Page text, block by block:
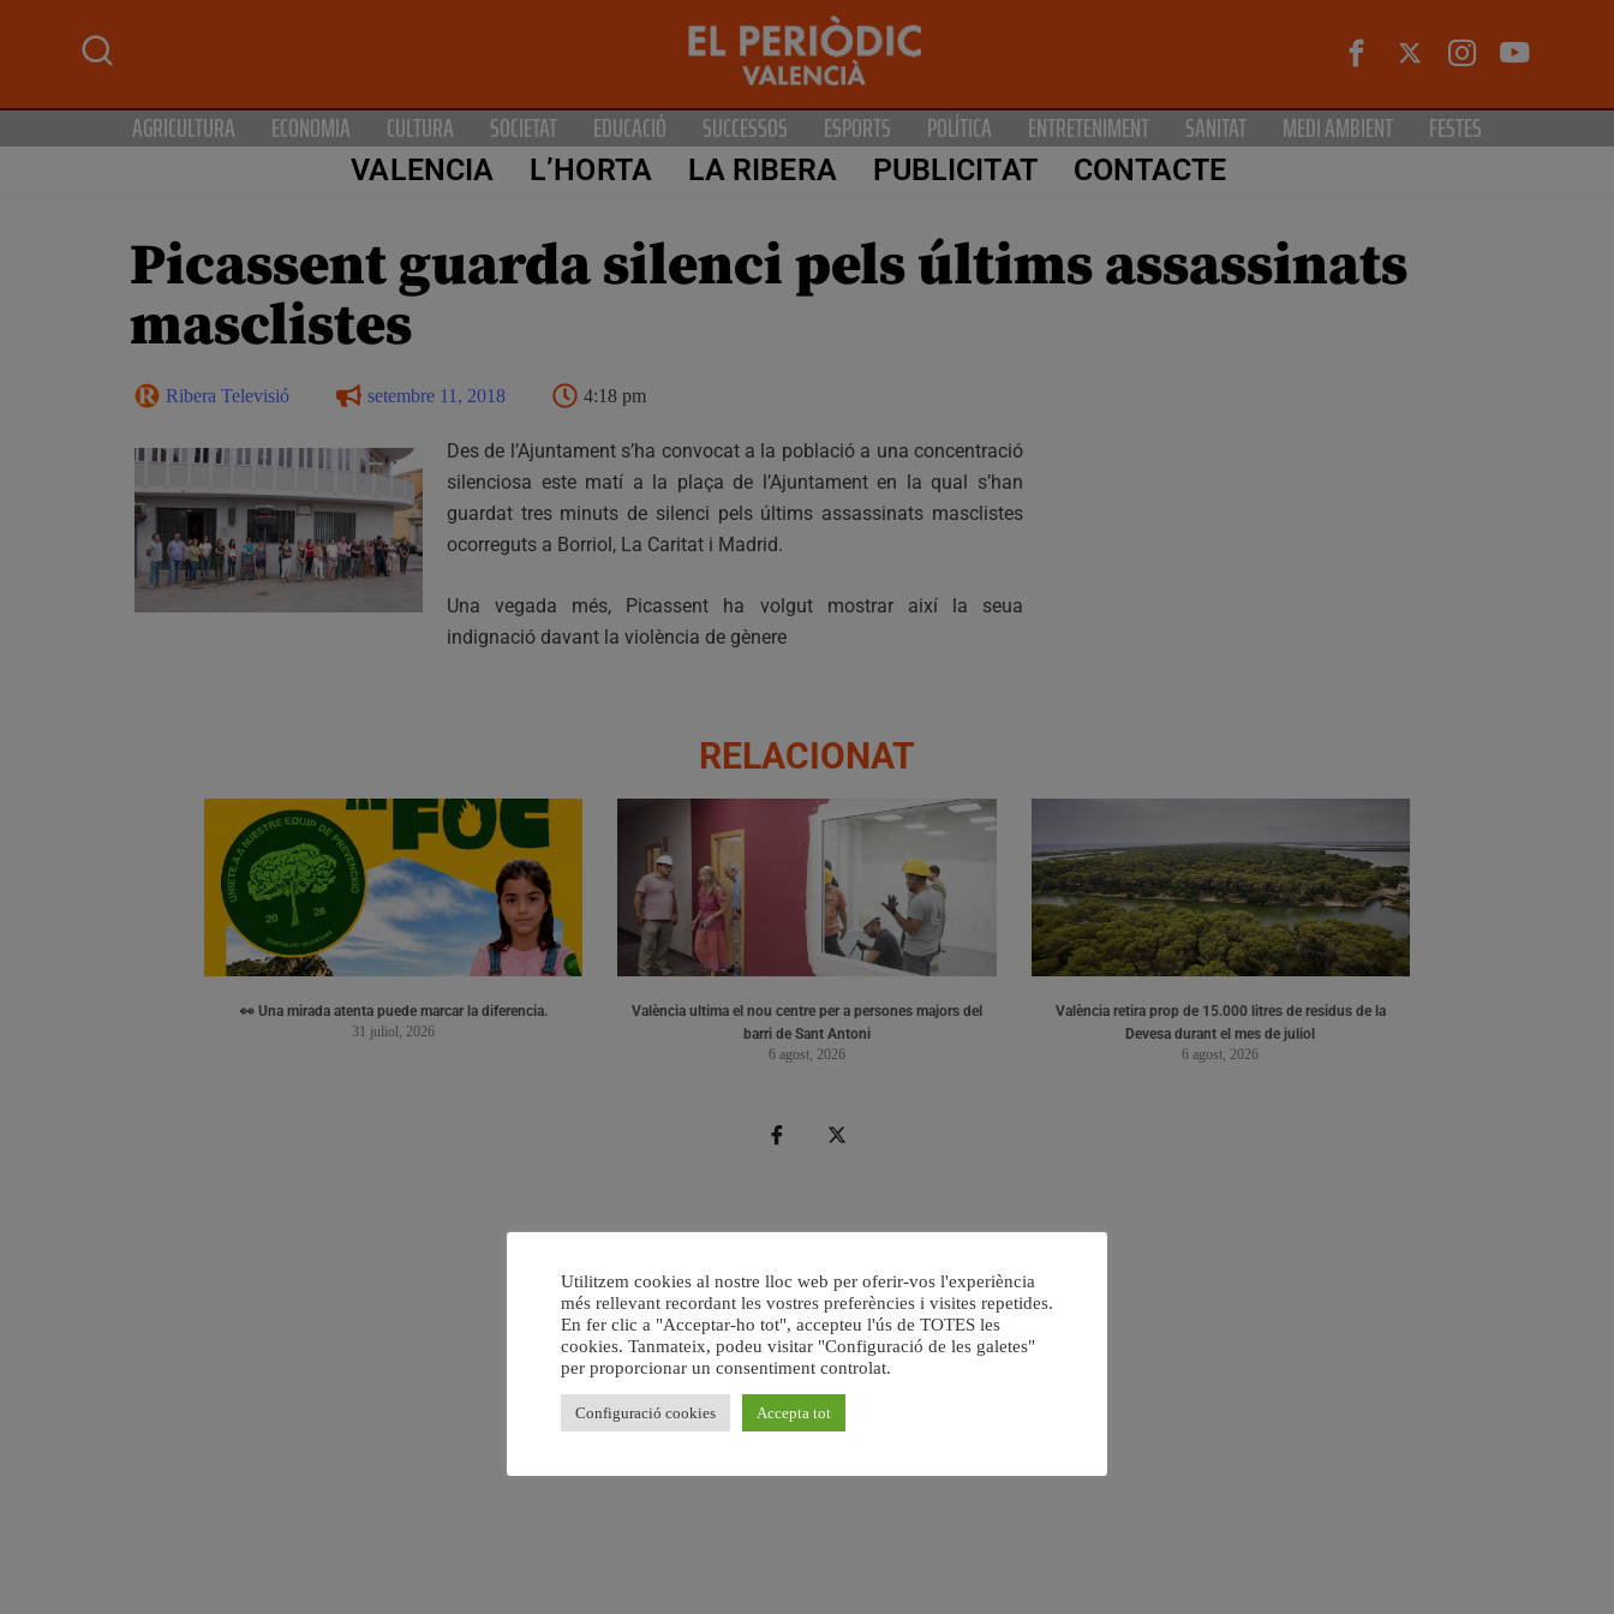
AGRICULTURA ECONOMIA CULTURA SOCIETAT EDUCACIÓ SUCCESSOS ESPORTS POLÍTICA ENTRETENIMENT SANITAT MEDI AMBIENT FESTES
VALENCIA L’HORTA LA RIBERA PUBLICITAT CONTACTE
Picassent guarda silenci pels últims assassinats
masclistes
Ribera Televisió setembre 11, 2018 4:18 pm
Des de l’Ajuntament s’ha convocat a la població a una concentració
silenciosa este matí a la plaça de l’Ajuntament en la qual s’han
guardat tres minuts de silenci pels últims assassinats masclistes
ocorreguts a Borriol, La Caritat i Madrid.
Una vegada més, Picassent ha volgut mostrar així la seua
indignació davant la violència de gènere
RELACIONAT
👀 Una mirada atenta puede marcar la diferencia.
31 juliol, 2026
València ultima el nou centre per a persones majors del
barri de Sant Antoni
6 agost, 2026
València retira prop de 15.000 litres de residus de la
Devesa durant el mes de juliol
6 agost, 2026
Utilitzem cookies al nostre lloc web per oferir-vos l'experiència
més rellevant recordant les vostres preferències i visites repetides.
En fer clic a "Acceptar-ho tot", accepteu l'ús de TOTES les
cookies. Tanmateix, podeu visitar "Configuració de les galetes"
per proporcionar un consentiment controlat.
Configuració cookies Accepta tot